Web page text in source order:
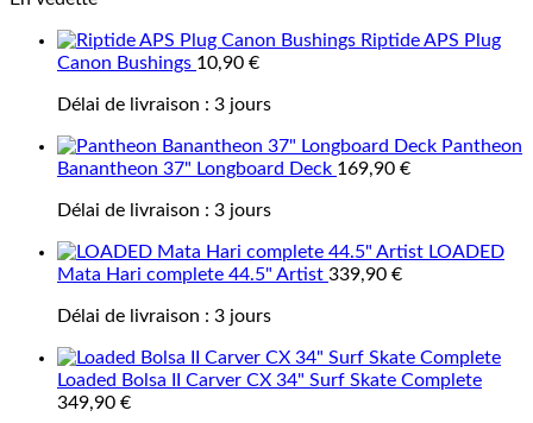
Riptide APS Plug
Canon Bushings 10,90 €
Délai de livraison : 3 jours
Pantheon
Banantheon 37" Longboard Deck 169,90 €
Délai de livraison : 3 jours
LOADED
Mata Hari complete 44.5" Artist 339,90 €
Délai de livraison : 3 jours
Loaded Bolsa II Carver CX 34" Surf Skate Complete
349,90 €